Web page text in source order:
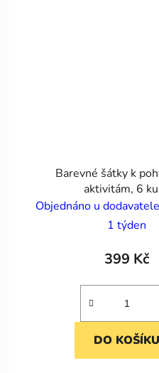
Barevné šátky k
aktivitám, 6
Objednáno u
1 týden
399 Kč
DO KOŠÍKU